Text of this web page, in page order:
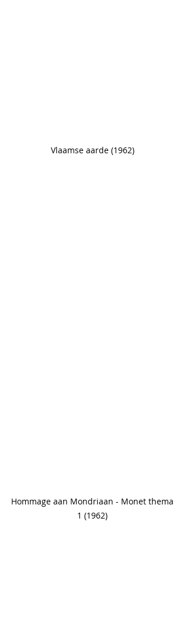
Vlaamse aarde (1962)
Hommage aan Mondriaan - Monet thema
1 (1962)